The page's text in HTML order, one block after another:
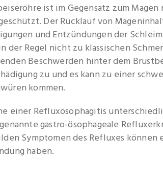
ist im Gegensatz zum
Der Rücklauf von
und Entzündungen der
der Regel nicht zu klassischen
Beschwerden hinter dem
zu und es kann zu einer
kommen.
einer Refluxösophagitis
gastro-ösophageale
Symptomen des Refluxes können
haben.